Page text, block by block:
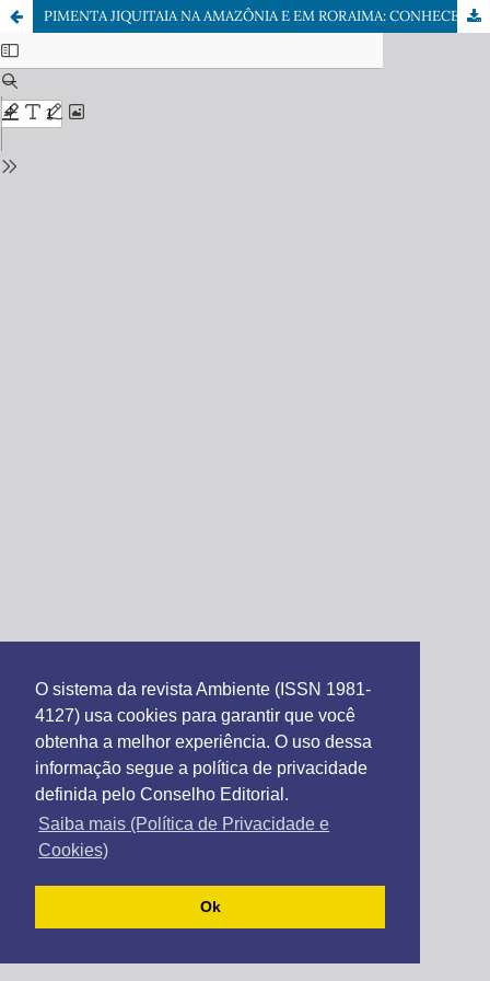
O sistema da revista Ambiente (ISSN 1981-
4127) usa cookies para garantir que você
obtenha a melhor experiência. O uso dessa
informação segue a política de privacidade
definida pelo Conselho Editorial.
Saiba mais (Política de Privacidade e
Cookies)
Ok
PIMENTA JIQUITAIA NA AMAZÔNIA E EM RORAIMA: CONHECER PARA VALORIZAR